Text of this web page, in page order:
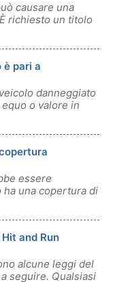
causare una
richiesto un titolo
è pari a
danneggiato
o valore in
essere
una copertura di
and Run
alcune leggi del
seguire. Qualsiasi